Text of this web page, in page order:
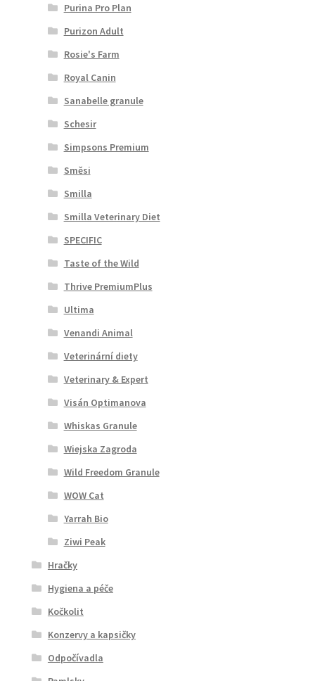
Purina Pro Plan
Purizon Adult
Rosie's Farm
Royal Canin
Sanabelle granule
Schesir
Simpsons Premium
Směsi
Smilla
Smilla Veterinary Diet
SPECIFIC
Taste of the Wild
Thrive PremiumPlus
Ultima
Venandi Animal
Veterinární diety
Veterinary & Expert
Visán Optimanova
Whiskas Granule
Wiejska Zagroda
Wild Freedom Granule
WOW Cat
Yarrah Bio
Ziwi Peak
Hračky
Hygiena a péče
Kočkolit
Konzervy a kapsičky
Odpočívadla